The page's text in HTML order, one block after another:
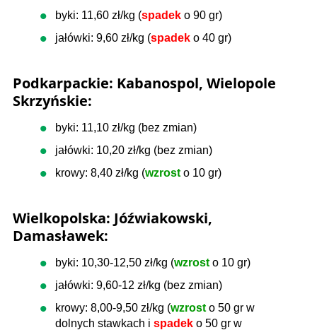
byki: 11,60 zł/kg (spadek o 90 gr)
jałówki: 9,60 zł/kg (spadek o 40 gr)
Podkarpackie: Kabanospol, Wielopole
Skrzyńskie:
byki: 11,10 zł/kg (bez zmian)
jałówki: 10,20 zł/kg (bez zmian)
krowy: 8,40 zł/kg (wzrost o 10 gr)
Wielkopolska: Jóźwiakowski,
Damasławek:
byki: 10,30-12,50 zł/kg (wzrost o 10 gr)
jałówki: 9,60-12 zł/kg (bez zmian)
krowy: 8,00-9,50 zł/kg (wzrost o 50 gr w
dolnych stawkach i spadek o 50 gr w